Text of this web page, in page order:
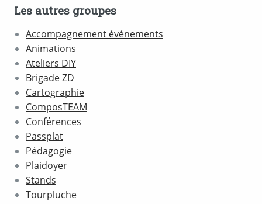
Les autres groupes
Accompagnement événements
Animations
Ateliers DIY
Brigade ZD
Cartographie
ComposTEAM
Conférences
Passplat
Pédagogie
Plaidoyer
Stands
Tourpluche